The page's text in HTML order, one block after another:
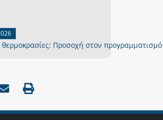
θερμοκρασίες: Προσοχή στον